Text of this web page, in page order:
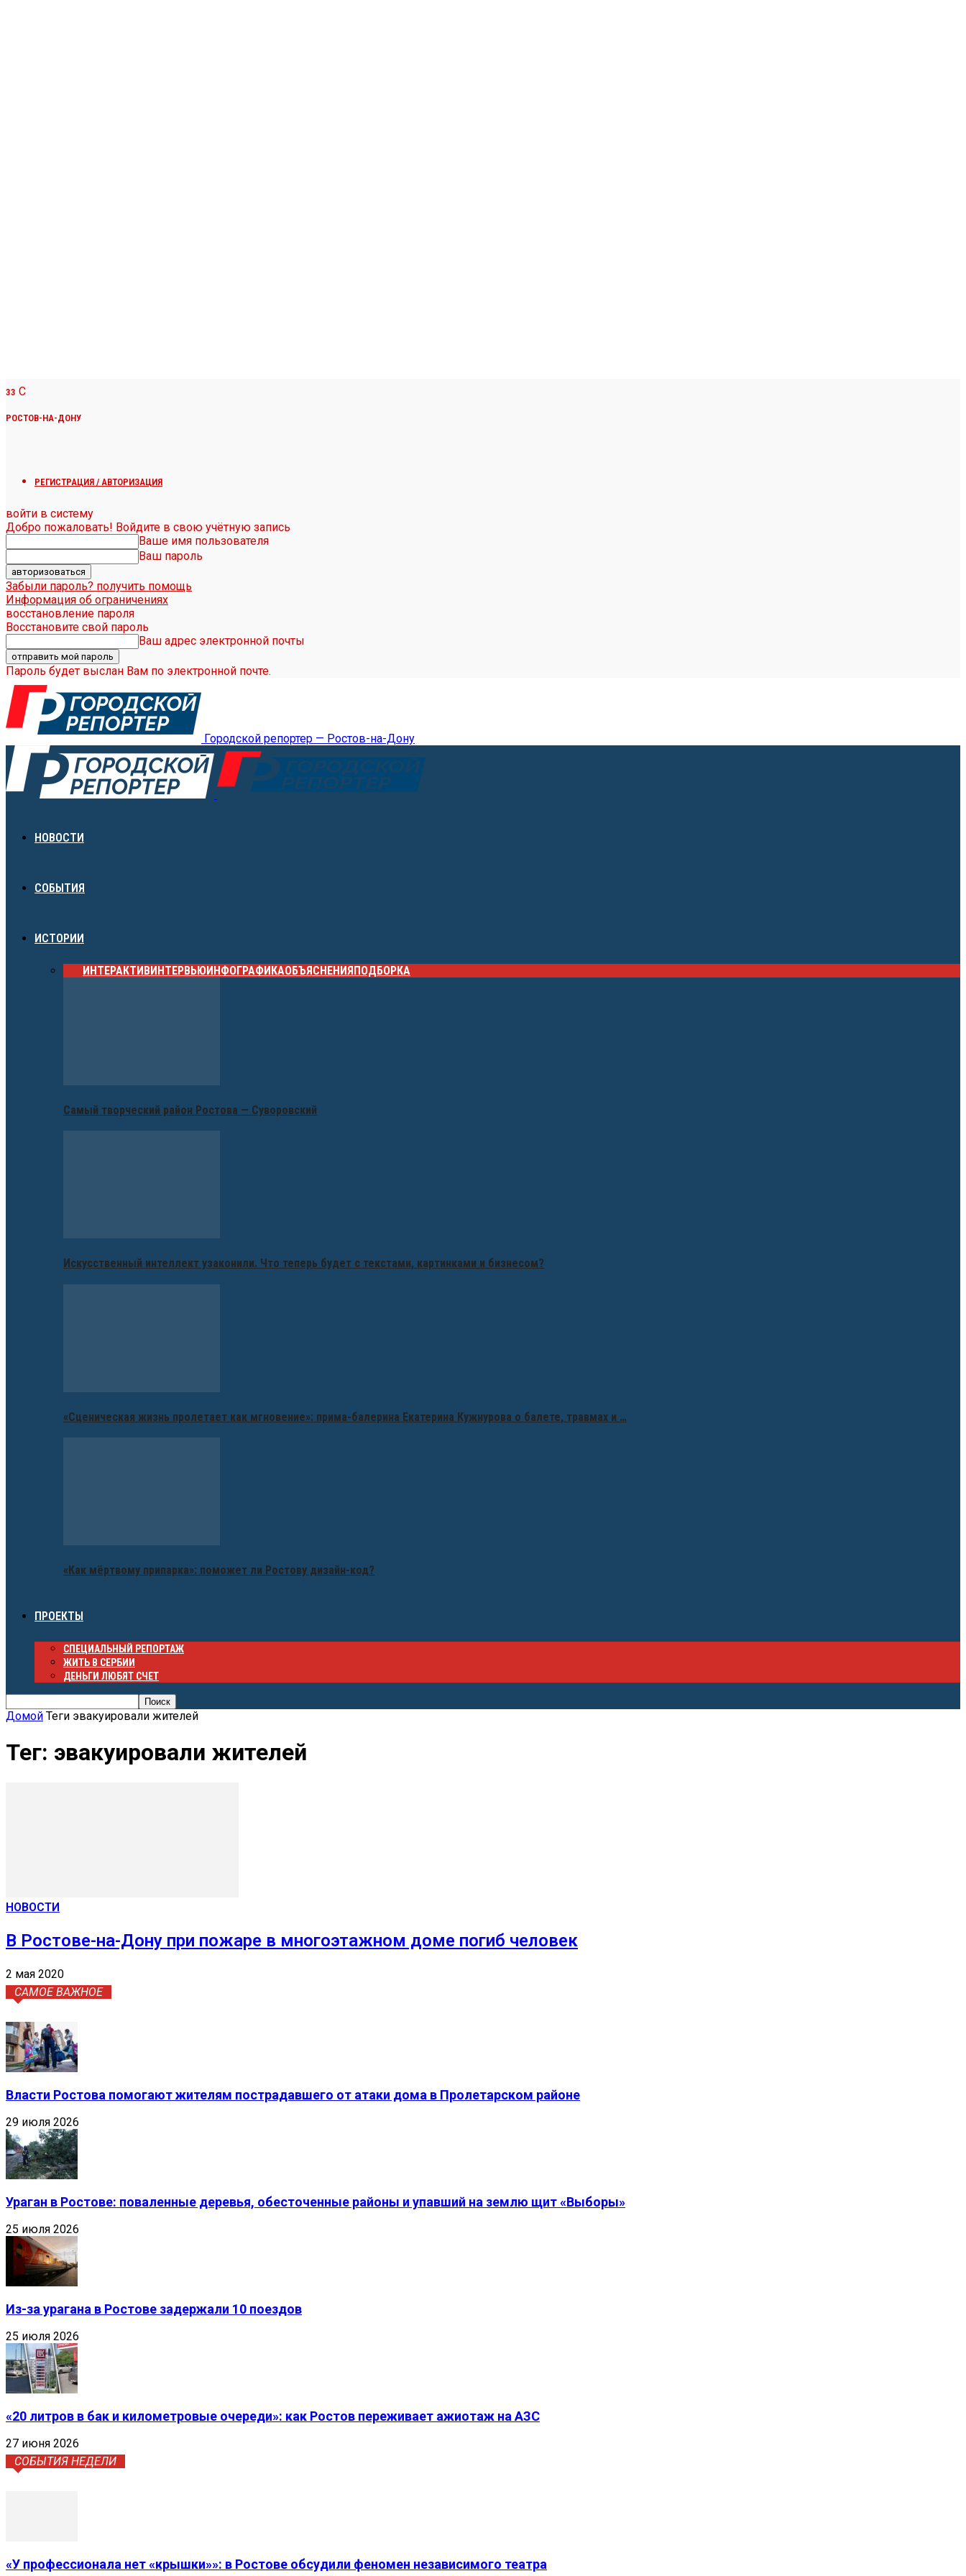
33 C
РОСТОВ-НА-ДОНУ
РЕГИСТРАЦИЯ / АВТОРИЗАЦИЯ
войти в систему
Добро пожаловать! Войдите в свою учётную запись
Ваше имя пользователя
Ваш пароль
Забыли пароль? получить помощь
Информация об ограничениях
восстановление пароля
Восстановите свой пароль
Ваш адрес электронной почты
Пароль будет выслан Вам по электронной почте.
Городской репортер — Ростов-на-Дону
НОВОСТИ
СОБЫТИЯ
ИСТОРИИ
ИНТЕРАКТИВИНТЕРВЬЮИНФОГРАФИКАОБЪЯСНЕНИЯПОДБОРКА
Самый творческий район Ростова — Суворовский
Искусственный интеллект узаконили. Что теперь будет с текстами, картинками и бизнесом?
«Сценическая жизнь пролетает как мгновение»: прима-балерина Екатерина Кужнурова о балете, травмах и …
«Как мёртвому припарка»: поможет ли Ростову дизайн-код?
ПРОЕКТЫ
СПЕЦИАЛЬНЫЙ РЕПОРТАЖ
ЖИТЬ В СЕРБИИ
ДЕНЬГИ ЛЮБЯТ СЧЕТ
Домой Теги эвакуировали жителей
Тег: эвакуировали жителей
НОВОСТИ
В Ростове-на-Дону при пожаре в многоэтажном доме погиб человек
2 мая 2020
САМОЕ ВАЖНОЕ
Власти Ростова помогают жителям пострадавшего от атаки дома в Пролетарском районе
29 июля 2026
Ураган в Ростове: поваленные деревья, обесточенные районы и упавший на землю щит «Выборы»
25 июля 2026
Из-за урагана в Ростове задержали 10 поездов
25 июля 2026
«20 литров в бак и километровые очереди»: как Ростов переживает ажиотаж на АЗС
27 июня 2026
СОБЫТИЯ НЕДЕЛИ
«У профессионала нет «крышки»»: в Ростове обсудили феномен независимого театра